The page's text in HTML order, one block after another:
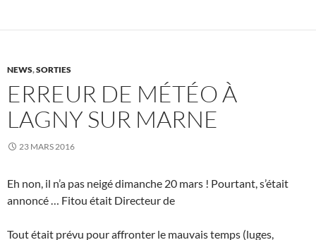
NEWS,SORTIES
ERREUR DE MÉTÉO À
LAGNY SUR MARNE
23 MARS 2016
Eh non, il n’a pas neigé dimanche 20 mars ! Pourtant, s’était
annoncé … Fitou était Directeur de
Tout était prévu pour affronter le mauvais temps (luges,